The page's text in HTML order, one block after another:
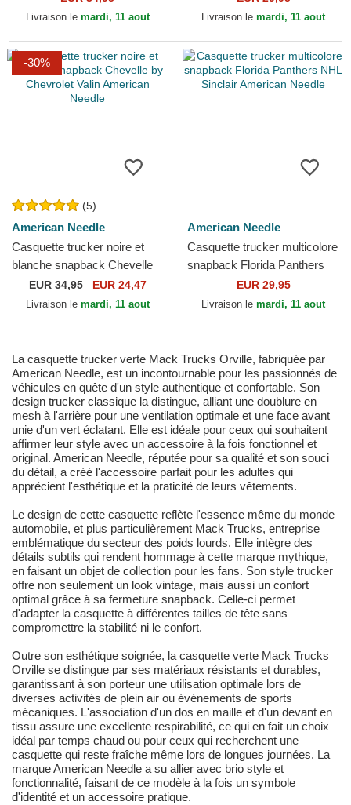
Livraison le mardi, 11 aout
California Sinclair American...
Livraison le mardi, 11 aout
-30%
(5)
American Needle
Casquette trucker noire et
blanche snapback Chevelle
by Chevrolet Valin American
Needle
EUR34,95 EUR 24,47
Livraison le mardi, 11 aout
American Needle
Casquette trucker multicolore
snapback Florida Panthers
NHL Sinclair American
Needle
EUR 29,95
Livraison le mardi, 11 aout
La casquette trucker verte Mack Trucks Orville, fabriquée par
American Needle, est un incontournable pour les passionnés de
véhicules en quête d'un style authentique et confortable. Son
design trucker classique la distingue, alliant une doublure en
mesh à l'arrière pour une ventilation optimale et une face avant
unie d'un vert éclatant. Elle est idéale pour ceux qui souhaitent
affirmer leur style avec un accessoire à la fois fonctionnel et
original. American Needle, réputée pour sa qualité et son souci
du détail, a créé l'accessoire parfait pour les adultes qui
apprécient l'esthétique et la praticité de leurs vêtements.
Le design de cette casquette reflète l'essence même du monde
automobile, et plus particulièrement Mack Trucks, entreprise
emblématique du secteur des poids lourds. Elle intègre des
détails subtils qui rendent hommage à cette marque mythique,
en faisant un objet de collection pour les fans. Son style trucker
offre non seulement un look vintage, mais aussi un confort
optimal grâce à sa fermeture snapback. Celle-ci permet
d'adapter la casquette à différentes tailles de tête sans
compromettre la stabilité ni le confort.
Outre son esthétique soignée, la casquette verte Mack Trucks
Orville se distingue par ses matériaux résistants et durables,
garantissant à son porteur une utilisation optimale lors de
diverses activités de plein air ou événements de sports
mécaniques. L'association d'un dos en maille et d'un devant en
tissu assure une excellente respirabilité, ce qui en fait un choix
idéal par temps chaud ou pour ceux qui recherchent une
casquette qui reste fraîche même lors de longues journées. La
marque American Needle a su allier avec brio style et
fonctionnalité, faisant de ce modèle à la fois un symbole
d'identité et un accessoire pratique.